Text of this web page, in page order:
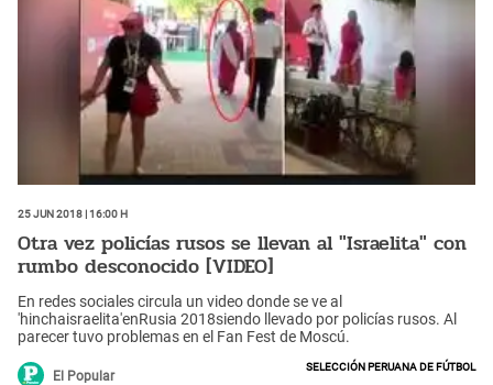
25 Jun 2018 | 16:00 h
Otra vez policías rusos se llevan al "Israelita" con
rumbo desconocido [VIDEO]
En redes sociales circula un video donde se ve al
'hinchaisraelita'enRusia 2018siendo llevado por policías rusos. Al
parecer tuvo problemas en el Fan Fest de Moscú.
El Popular
Selección Peruana de Fútbol